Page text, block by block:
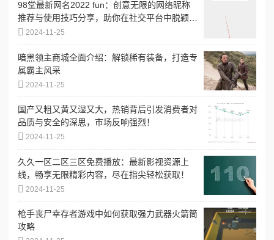
98堂最新网名2022 fun：创意无限的网络昵称
推荐与使用技巧分享，助你在社交平台中脱颖而
出 2024-11-25
暗黑领主商城全面介绍：解锁稀有装备，打造专
属霸主风采
2024-11-25
国产又粗又黄又湿又大，热销背后引发消费者对
品质与安全的深思，市场反响强烈！
2024-11-25
久久一区二区三区免费播放：最新影视资源上
线，畅享无限精彩内容，尽在指尖轻松获取！
2024-11-25
枪手丧尸幸存者游戏中如何获取强力武器火箭筒
攻略